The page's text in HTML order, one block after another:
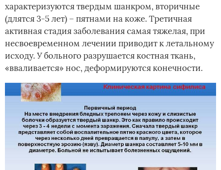
характеризуются твердым шанкром, вторичные
(длятся 3-5 лет) – пятнами на коже. Третичная
активная стадия заболевания самая тяжелая, при
несвоевременном лечении приводит к летальному
исходу. У больного разрушается костная ткань,
«вваливается» нос, деформируются конечности.